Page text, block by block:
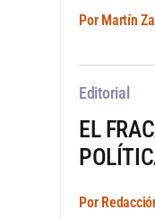
Por Martín
Editorial
EL
Por